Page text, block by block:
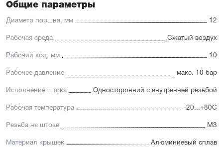
Простая установка датчиков положения с любой из
трёх сторон
промышленности
Низкий уровень шума работы
Общие параметры
Диаметр поршня, мм 12
Рабочая среда Сжатый воздух
Рабочий ход, мм 10
Рабочее давление макс. 10 бар
Исполнение штока Односторонний с внутренней резьбой
Рабочая температура -20...+80С
Резьба на штоке М3
Материал крышек Алюминиевый сплав